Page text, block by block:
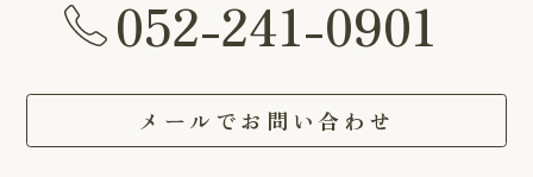
052-241-0901
メールでお問い合わせ